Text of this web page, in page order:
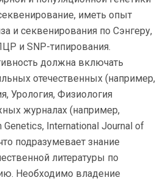
иметь опыт
и секвенирования по Сэнгеру,
и SNP-типирования.
должна включать
отечественных (например,
Урология, Физиология
журналах (например,
Genetics, International Journal of
подразумевает знание
литературы по
Необходимо владение